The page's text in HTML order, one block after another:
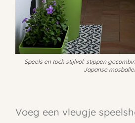
Speels en toch stijlvol: stippen
Japanse
Voeg een vleugje